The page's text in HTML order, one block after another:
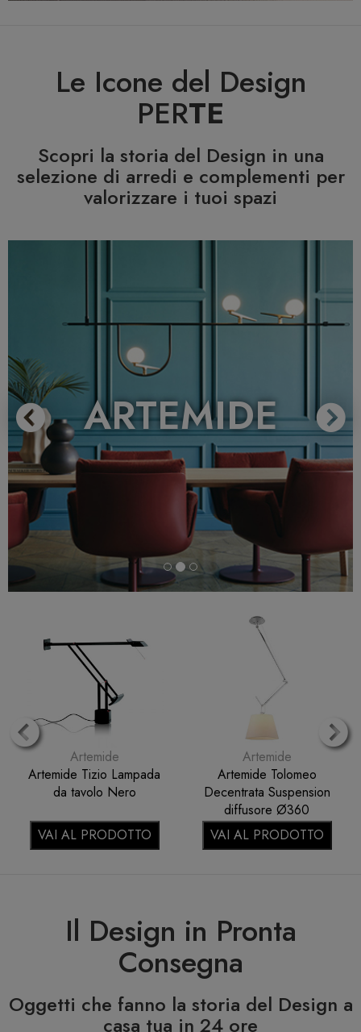
Le Icone del Design
PERTE
Scopri la storia del Design in una
selezione di arredi e complementi per
valorizzare i tuoi spazi
ARTEMIDE
Artemide
Artemide Tizio Lampada
da tavolo Nero
VAI AL PRODOTTO
Artemide
Artemide Tolomeo
Decentrata Suspension
diffusore Ø360
pergamena 0780020A
VAI AL PRODOTTO
Il Design in Pronta
Consegna
Oggetti che fanno la storia del Design a
casa tua in 24 ore